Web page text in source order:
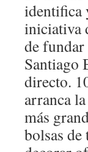
identifica
iniciativa
de fundar
Santiago
directo.
arranca
más
bolsas